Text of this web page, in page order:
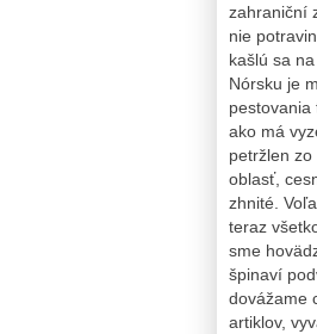
zahraniční
nie
kašlú sa
Nórsku je
pestovania
ako má
petržlen
oblasť,
zhnité.
teraz
sme
špinaví
dovážame
artiklov,